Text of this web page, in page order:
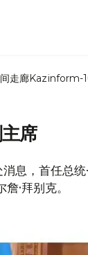
走廊Kazinform-
席
息，首任总统
·拜别克。